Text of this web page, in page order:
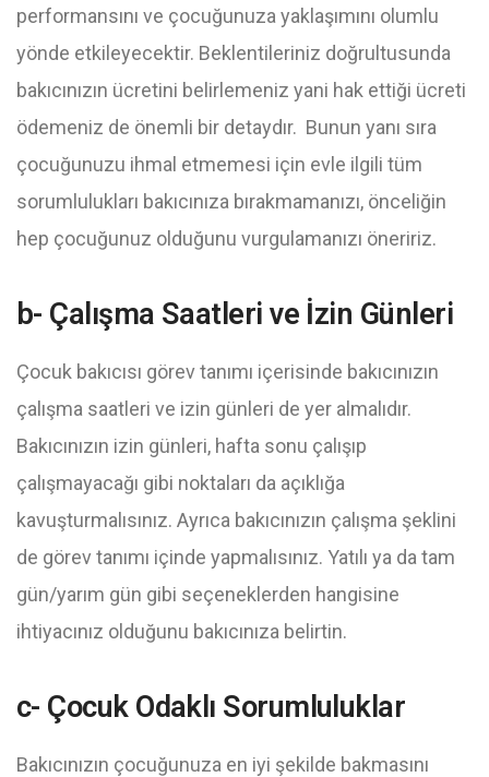
performansını ve çocuğunuza yaklaşımını olumlu
yönde etkileyecektir. Beklentileriniz doğrultusunda
bakıcınızın ücretini belirlemeniz yani hak ettiği ücreti
ödemeniz de önemli bir detaydır. Bunun yanı sıra
çocuğunuzu ihmal etmemesi için evle ilgili tüm
sorumlulukları bakıcınıza bırakmamanızı, önceliğin
hep çocuğunuz olduğunu vurgulamanızı öneririz.
b- Çalışma Saatleri ve İzin Günleri
Çocuk bakıcısı görev tanımı içerisinde bakıcınızın
çalışma saatleri ve izin günleri de yer almalıdır.
Bakıcınızın izin günleri, hafta sonu çalışıp
çalışmayacağı gibi noktaları da açıklığa
kavuşturmalısınız. Ayrıca bakıcınızın çalışma şeklini
de görev tanımı içinde yapmalısınız. Yatılı ya da tam
gün/yarım gün gibi seçeneklerden hangisine
ihtiyacınız olduğunu bakıcınıza belirtin.
c- Çocuk Odaklı Sorumluluklar
Bakıcınızın çocuğunuza en iyi şekilde bakmasını